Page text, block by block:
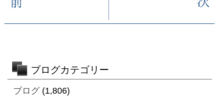
ブログカテゴリー
ブログ(1,806)